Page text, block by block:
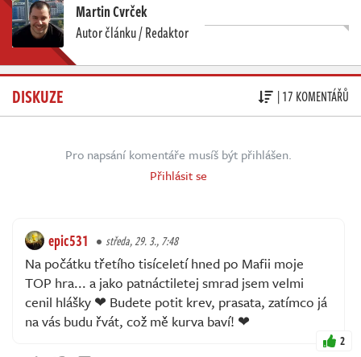
Martin Cvrček
Autor článku / Redaktor
DISKUZE | 17 KOMENTÁŘŮ
Pro napsání komentáře musíš být přihlášen.
Přihlásit se
epic531 středa, 29. 3., 7:48
Na počátku třetího tisíceletí hned po Mafii moje
TOP hra... a jako patnáctiletej smrad jsem velmi
cenil hlášky ❤ Budete potit krev, prasata, zatímco já
na vás budu řvát, což mě kurva baví! ❤
2